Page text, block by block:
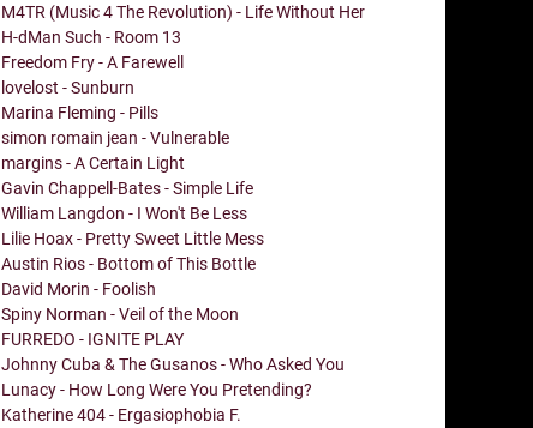
M4TR (Music 4 The Revolution) - Life Without Her
H-dMan Such - Room 13
Freedom Fry - A Farewell
lovelost - Sunburn
Marina Fleming - Pills
simon romain jean - Vulnerable
margins - A Certain Light
Gavin Chappell-Bates - Simple Life
William Langdon - I Won't Be Less
Lilie Hoax - Pretty Sweet Little Mess
Austin Rios - Bottom of This Bottle
David Morin - Foolish
Spiny Norman - Veil of the Moon
FURREDO - IGNITE PLAY
Johnny Cuba & The Gusanos - Who Asked You
Lunacy - How Long Were You Pretending?
Katherine 404 - Ergasiophobia F.